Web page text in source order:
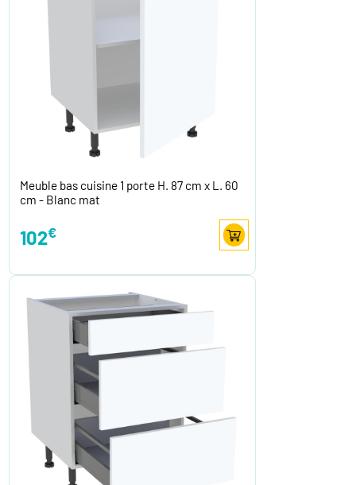
Meuble bas cuisine 1 porte H. 87 cm x L. 60
cm - Blanc mat
102€